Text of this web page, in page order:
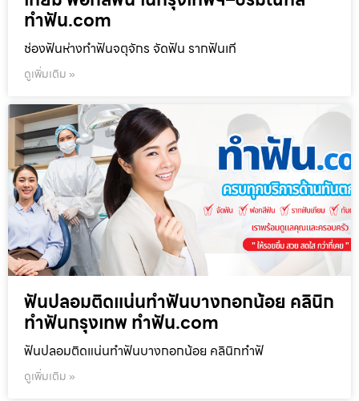
ทำฟัน.com
ช่องฟันห่างทำฟันจตุจักร จัดฟัน รากฟันเที
ดูเพิ่มเติม »
ฟันปลอมติดแน่นทำฟันบางกอกน้อย คลินิก
ทำฟันกรุงเทพ ทำฟัน.com
ฟันปลอมติดแน่นทำฟันบางกอกน้อย คลินิกทำฟั
ดูเพิ่มเติม »